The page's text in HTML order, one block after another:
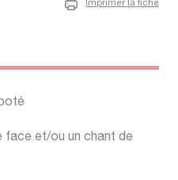
Imprimer la fiche
face et/ou un chant de